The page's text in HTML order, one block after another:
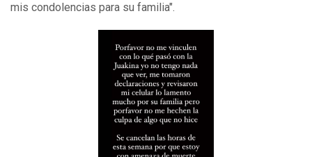
mis condolencias para su familia".